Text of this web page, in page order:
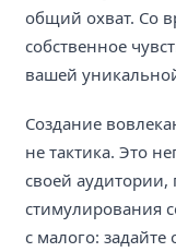
общий охват. Со
собственное
вашей
Создание
не тактика. Это
своей аудитории,
стимулирования
с малого: